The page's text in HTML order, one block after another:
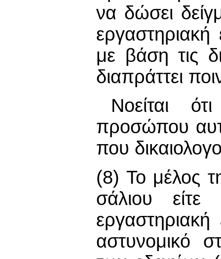
να δώσει
εργαστηριακή
με βάση τις
διαπράττει
Νοείται
προσώπου
που
(8) Το μέλος
σάλιου είτε
εργαστηριακή
αστυνομικό